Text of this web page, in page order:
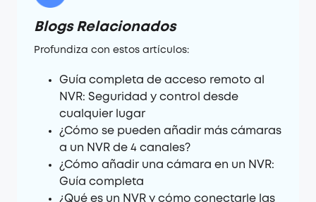
Blogs Relacionados
Profundiza con estos artículos:
Guía completa de acceso remoto al
NVR: Seguridad y control desde
cualquier lugar
¿Cómo se pueden añadir más cámaras
a un NVR de 4 canales?
¿Cómo añadir una cámara en un NVR:
Guía completa
¿Qué es un NVR y cómo conectarle las